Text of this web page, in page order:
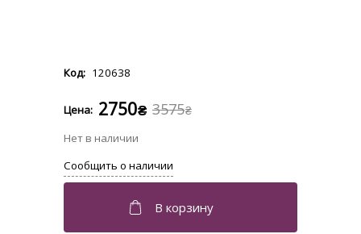
120638
3575₴
2750₴